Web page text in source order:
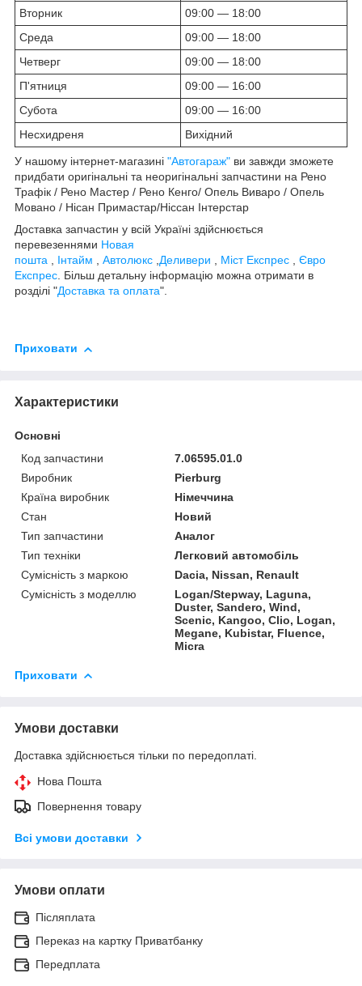
Вторник
09:00 — 18:00
Среда
09:00 — 18:00
Четверг
09:00 — 18:00
П'ятниця
09:00 — 16:00
Субота
09:00 — 16:00
Несхидреня
Вихідний
У нашому інтернет-магазині "Автогараж" ви завжди зможете
придбати оригінальні та неоригінальні запчастини на Рено
Трафік / Рено Мастер / Рено Кенго/ Опель Виваро / Опель
Мовано / Нісан Примастар/Ніссан Інтерстар
Доставка запчастин у всій Україні здійснюється
перевезеннями Новая
пошта
Інтайм Автолюкс Деливери Міст Експрес
Євро
Експрес . Більш детальну інформацію можна отримати в
розділі "Доставка та оплата".
Приховати
Характеристики
Основні
Код запчастини
7.06595.01.0
Виробник
Pierburg
Країна виробник
Німеччина
Стан
Новий
Тип запчастини
Аналог
Тип техніки
Легковий автомобіль
Сумісність з маркою
Dacia, Nissan, Renault
Сумісність з моделлю
Logan/Stepway, Laguna,
Duster, Sandero, Wind,
Scenic, Kangoo, Clio, Logan,
Megane, Kubistar, Fluence,
Micra
Приховати
Умови доставки
Доставка здійснюється тільки по передоплаті.
Нова Пошта
Повернення товару
Всі умови доставки
Умови оплати
Післяплата
Переказ на картку Приватбанку
Передплата